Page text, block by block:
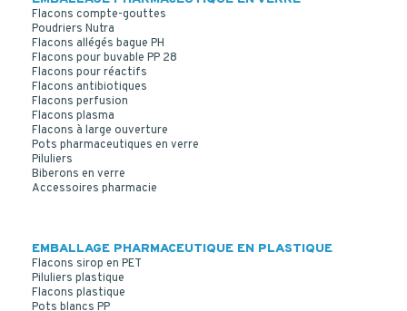
Flacons compte-gouttes
Poudriers Nutra
Flacons allégés bague PH
Flacons pour buvable PP 28
Flacons pour réactifs
Flacons antibiotiques
Flacons perfusion
Flacons plasma
Flacons à large ouverture
Pots pharmaceutiques en verre
Piluliers
Biberons en verre
Accessoires pharmacie
EMBALLAGE PHARMACEUTIQUE EN PLASTIQUE
Flacons sirop en PET
Piluliers plastique
Flacons plastique
Pots blancs PP